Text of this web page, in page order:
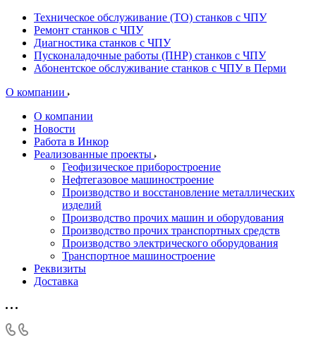
Техническое обслуживание (ТО) станков с ЧПУ
Ремонт станков с ЧПУ
Диагностика станков с ЧПУ
Пусконаладочные работы (ПНР) станков с ЧПУ
Абонентское обслуживание станков с ЧПУ в Перми
О компании
О компании
Новости
Работа в Инкор
Реализованные проекты
Геофизическое приборостроение
Нефтегазовое машиностроение
Производство и восстановление металлических
изделий
Производство прочих машин и оборудования
Производство прочих транспортных средств
Производство электрического оборудования
Транспортное машиностроение
Реквизиты
Доставка